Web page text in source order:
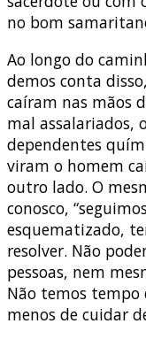
no bom
Ao longo do
demos conta
caíram nas mãos
mal assalariados,
dependentes
viram o homem
outro lado. O
conosco,
esquematizado,
resolver. Não
pessoas, nem
Não temos
menos de cuidar